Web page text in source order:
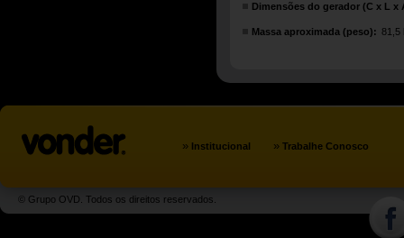
Dimensões do gerador (C x L x
Massa aproximada (peso): 81,5
» Institucional » Trabalhe Conosco
© Grupo OVD. Todos os direitos reservados.